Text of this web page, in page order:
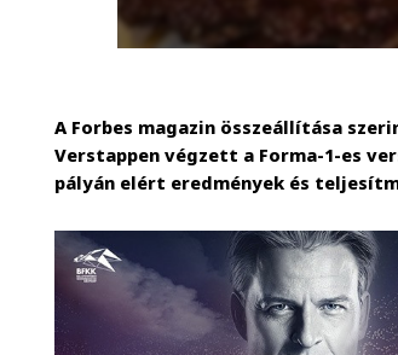
A Forbes magazin összeállítása
Verstappen végzett a Forma-1-es
pályán elért eredmények és